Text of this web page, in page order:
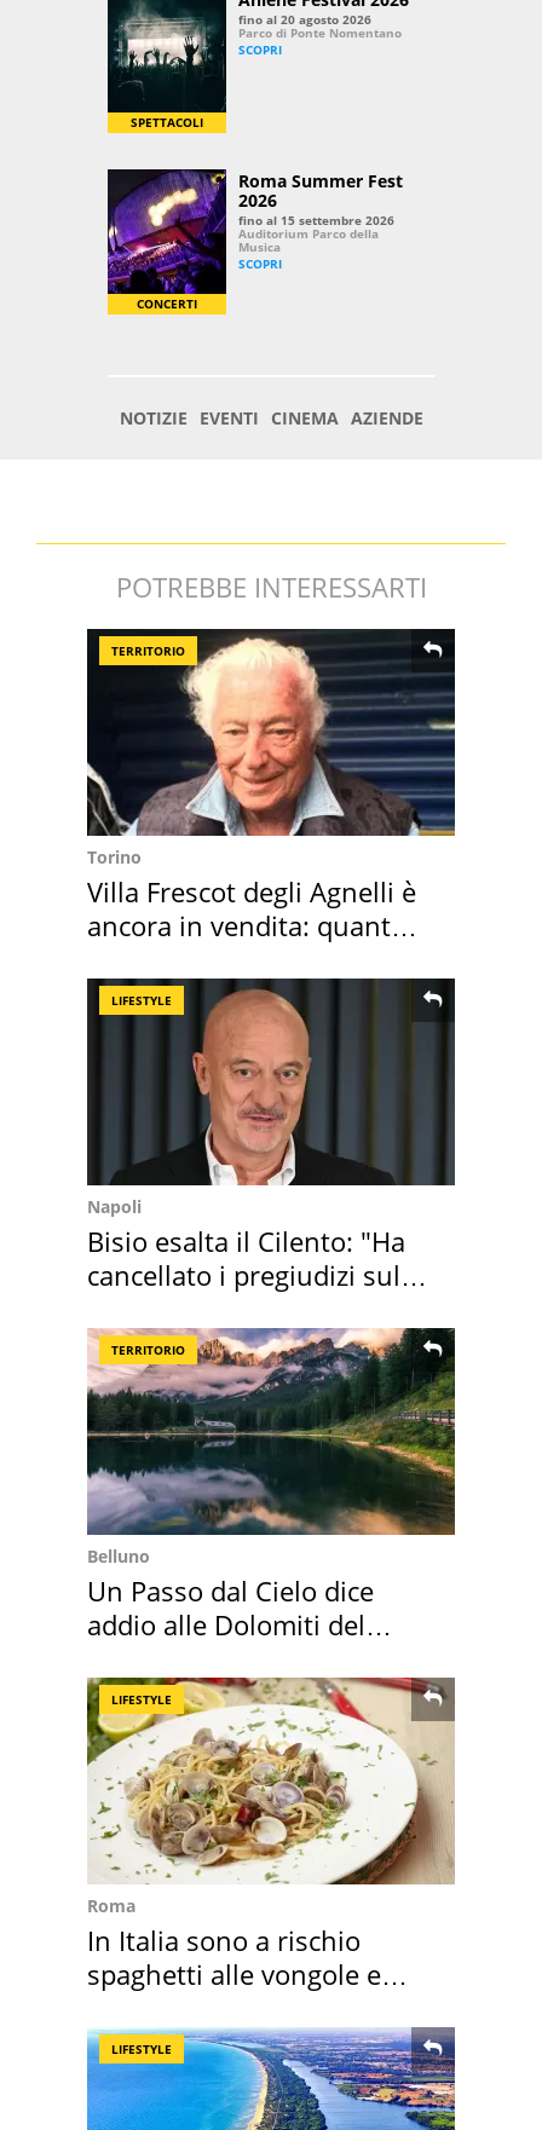
POTREBBE INTERESSARTI
TERRITORIO
Torino
Villa Frescot degli Agnelli è
ancora in vendita: quanto
LIFESTYLE
Napoli
Bisio esalta il Cilento: "Ha
cancellato i pregiudizi sul
TERRITORIO
Belluno
Un Passo dal Cielo dice
addio alle Dolomiti del
LIFESTYLE
Roma
In Italia sono a rischio
spaghetti alle vongole e
LIFESTYLE